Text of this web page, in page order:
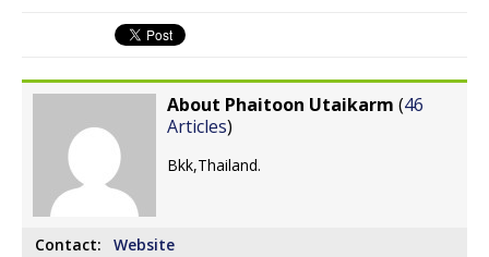
About Phaitoon Utaikarm (46
Articles)
Bkk,Thailand.
Contact: Website